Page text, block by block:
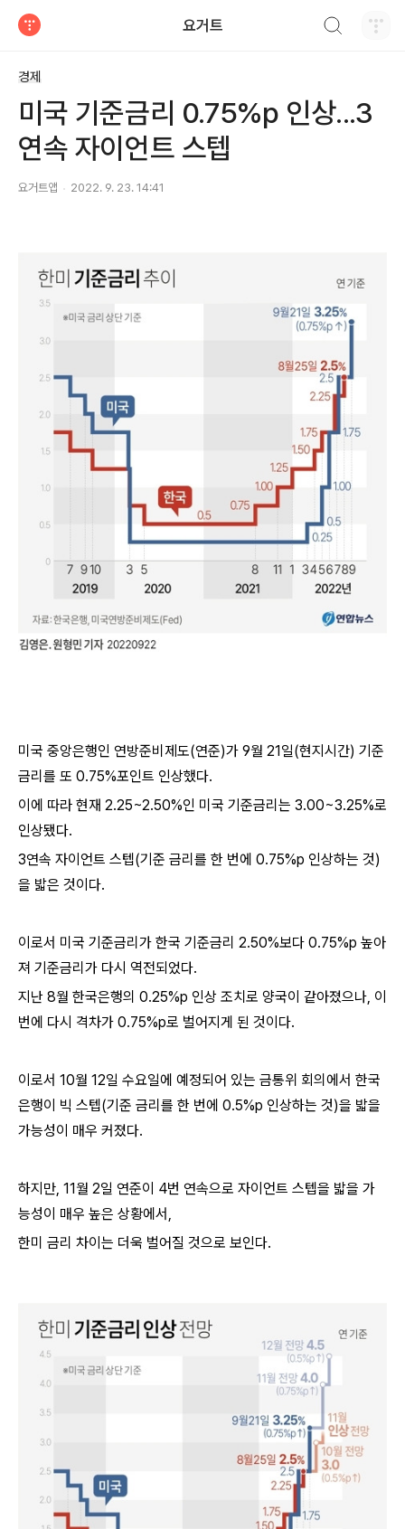
요거트
경제
미국 기준금리 0.75%p 인상...3
연속 자이언트 스텝
요거트앱 2022. 9. 23. 14:41
미국 중앙은행인 연방준비제도(연준)가 9월 21일(현지시간) 기준
금리를 또 0.75%포인트 인상했다.
이에 따라 현재 2.25~2.50%인 미국 기준금리는 3.00~3.25%로
인상됐다.
3연속 자이언트 스텝(기준 금리를 한 번에 0.75%p 인상하는 것)
을 밟은 것이다.
이로서 미국 기준금리가 한국 기준금리 2.50%보다 0.75%p 높아
져 기준금리가 다시 역전되었다.
지난 8월 한국은행의 0.25%p 인상 조치로 양국이 같아졌으나, 이
번에 다시 격차가 0.75%p로 벌어지게 된 것이다.
이로서 10월 12일 수요일에 예정되어 있는 금통위 회의에서 한국
은행이 빅 스텝(기준 금리를 한 번에 0.5%p 인상하는 것)을 밟을
가능성이 매우 커졌다.
하지만, 11월 2일 연준이 4번 연속으로 자이언트 스텝을 밟을 가
능성이 매우 높은 상황에서,
한미 금리 차이는 더욱 벌어질 것으로 보인다.